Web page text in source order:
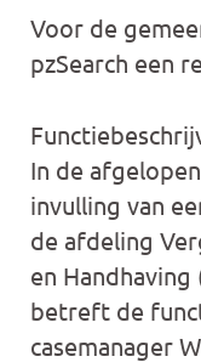
Voor de
pzSearch een
In de
invulling van
de afdeling
en Handhaving
betreft de
casemanager